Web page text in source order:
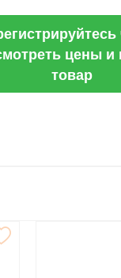
цены и
товар